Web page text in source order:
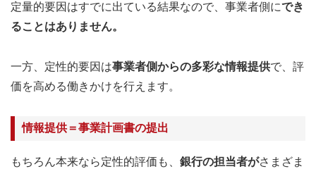
定量的要因はすでに出ている結果なので、事業者側にでき
ることはありません。
一方、定性的要因は事業者側からの多彩な情報提供で、評
価を高める働きかけを行えます。
情報提供＝事業計画書の提出
もちろん本来なら定性的評価も、 銀行の担当者がさまざま